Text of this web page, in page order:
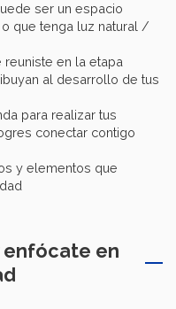
ser un espacio
que tenga luz natural /
en la etapa
al desarrollo de tus
para realizar tus
conectar contigo
y elementos que
enfócate en